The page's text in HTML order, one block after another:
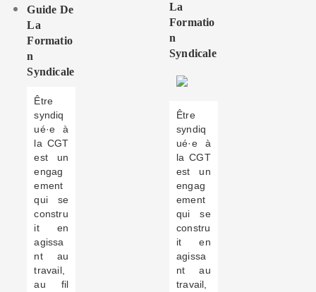
Guide De
La
Formatio
N
Syndicale
Être
syndiq
ué·e à
la CGT
est un
engag
ement
qui se
constru
it en
agissa
nt au
travail,
au fil
La
Formatio
N
Syndicale
Être
syndiq
ué·e à
la CGT
est un
engag
ement
qui se
constru
it en
agissa
nt au
travail,